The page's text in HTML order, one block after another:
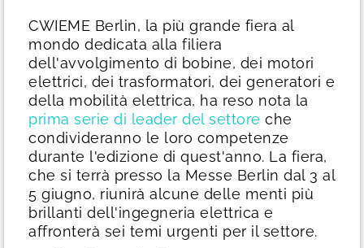
CWIEME Berlin, la più grande fiera al
mondo dedicata alla filiera
dell'avvolgimento di bobine, dei motori
elettrici, dei trasformatori, dei generatori e
della mobilità elettrica, ha reso nota la
prima serie di leader del settore che
condivideranno le loro competenze
durante l'edizione di quest'anno. La fiera,
che si terrà presso la Messe Berlin dal 3 al
5 giugno, riunirà alcune delle menti più
brillanti dell'ingegneria elettrica e
affronterà sei temi urgenti per il settore.